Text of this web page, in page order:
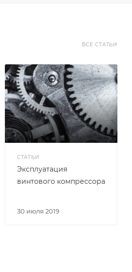
ВСЕ СТАТЬИ
СТАТЬИ
30 июля 2019
Эксплуатация
винтового компрессора